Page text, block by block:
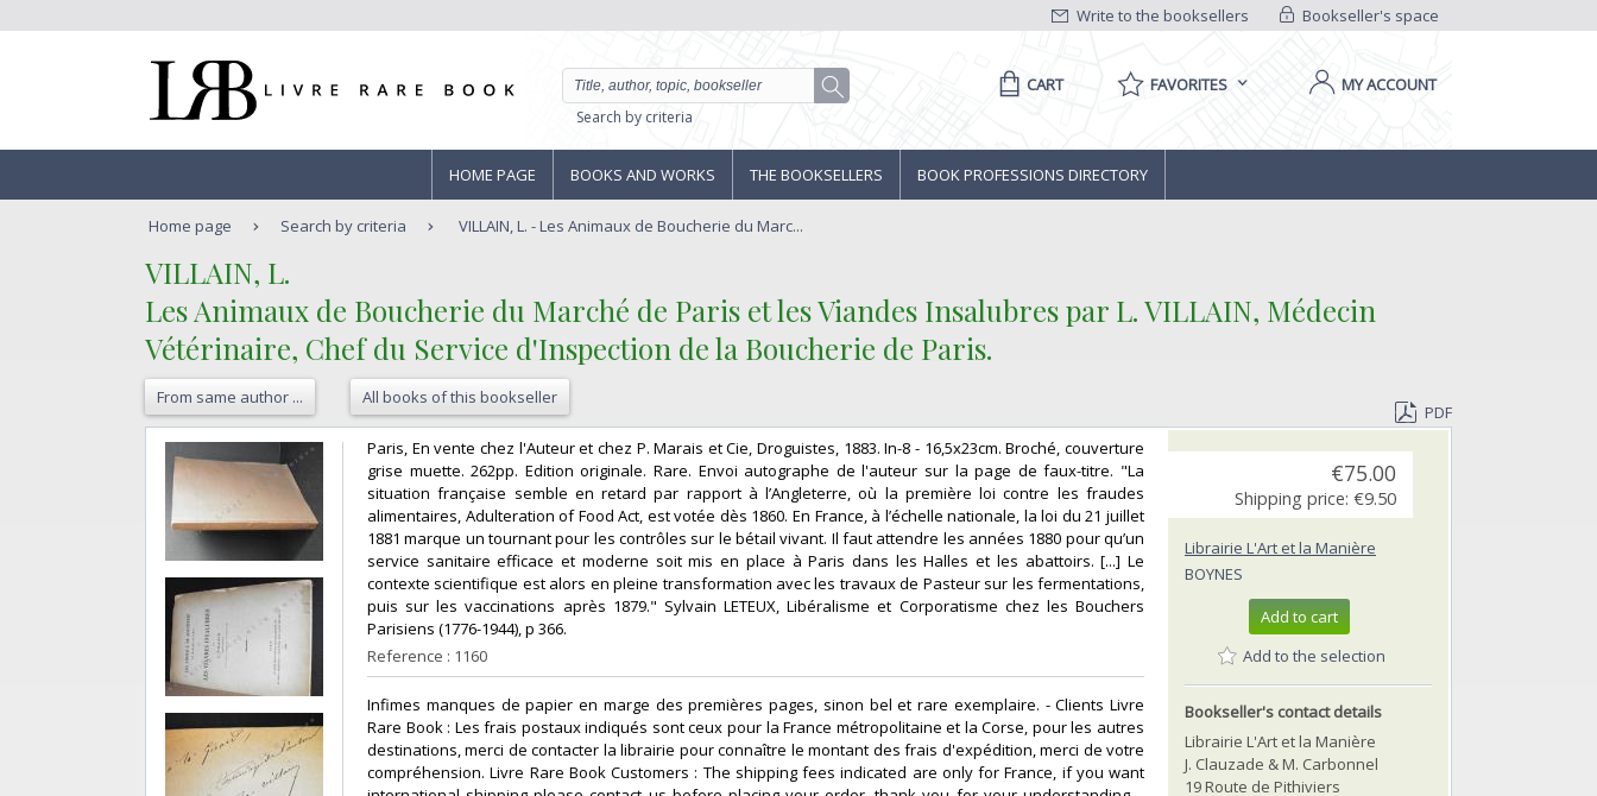
Bookseller's space
Write to the booksellers
Search by criteria
CART FAVORITES MY ACCOUNT
HOME PAGE BOOKS AND WORKS THE BOOKSELLERS BOOK PROFESSIONS DIRECTORY
Home page Search by criteria VILLAIN, L. - Les Animaux de Boucherie du Marc...
‎VILLAIN, L. ‎
‎Les Animaux de Boucherie du Marché de Paris et les Viandes Insalubres par L. VILLAIN, Médecin
Vétérinaire, Chef du Service d'Inspection de la Boucherie de Paris. ‎
From same author ... All books of this bookseller
PDF
‎Paris, En vente chez l'Auteur et chez P. Marais et Cie, Droguistes, 1883. In-8 - 16,5x23cm. Broché, couverture
grise muette. 262pp. Edition originale. Rare. Envoi autographe de l'auteur sur la page de faux-titre. "La
situation française semble en retard par rapport à l’Angleterre, où la première loi contre les fraudes
alimentaires, Adulteration of Food Act, est votée dès 1860. En France, à l’échelle nationale, la loi du 21 juillet
1881 marque un tournant pour les contrôles sur le bétail vivant. Il faut attendre les années 1880 pour qu’un
service sanitaire efficace et moderne soit mis en place à Paris dans les Halles et les abattoirs. [...] Le
contexte scientifique est alors en pleine transformation avec les travaux de Pasteur sur les fermentations,
puis sur les vaccinations après 1879." Sylvain LETEUX, Libéralisme et Corporatisme chez les Bouchers
Parisiens (1776-1944), p 366. ‎
Reference : 1160
‎Infimes manques de papier en marge des premières pages, sinon bel et rare exemplaire. - Clients Livre
Rare Book : Les frais postaux indiqués sont ceux pour la France métropolitaine et la Corse, pour les autres
destinations, merci de contacter la librairie pour connaître le montant des frais d'expédition, merci de votre
compréhension. Livre Rare Book Customers : The shipping fees indicated are only for France, if you want
€75.00
Shipping price: €9.50
Librairie L'Art et la Manière
BOYNES
Add to cart
Add to the selection
Bookseller's contact details
Librairie L'Art et la Manière
J. Clauzade & M. Carbonnel
19 Route de Pithiviers